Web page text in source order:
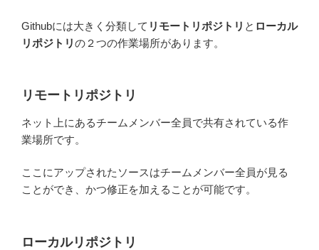
Githubには大きく分類して リモートリポジトリ と ローカル
リポジトリの２つの作業場所があります。
リモートリポジトリ
ネット上にあるチームメンバー全員で共有されている作
業場所です。
ここにアップされたソースはチームメンバー全員が見る
ことができ、かつ修正を加えることが可能です。
ローカルリポジトリ